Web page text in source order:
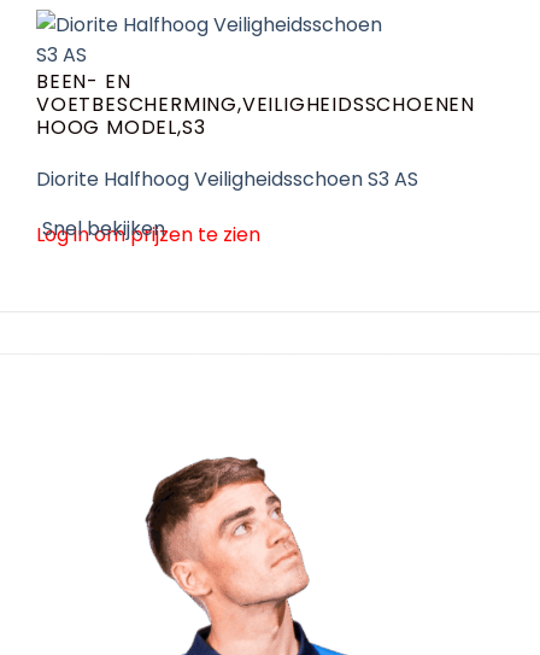
Snel bekijken
BEEN- EN
VOETBESCHERMING,VEILIGHEIDSSCHOENEN
HOOG MODEL,S3
Diorite Halfhoog Veiligheidsschoen S3 AS
Log in om prijzen te zien